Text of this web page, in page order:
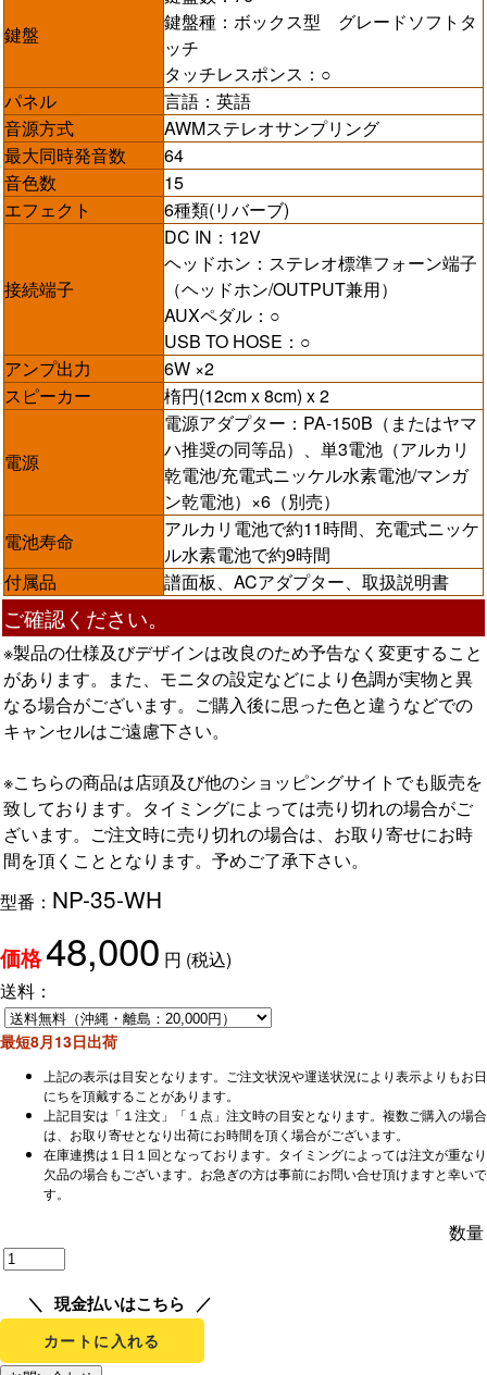
鍵盤
鍵盤種：ボックス型 グレードソフトタ
ッチ
タッチレスポンス：○
パネル
言語：英語
音源方式
AWMステレオサンプリング
最大同時発音数
64
音色数
15
エフェクト
6種類(リバーブ)
接続端子
DC IN：12V
ヘッドホン：ステレオ標準フォーン端子
（ヘッドホン/OUTPUT兼用）
AUXペダル：○
USB TO HOSE：○
アンプ出力
6W ×2
スピーカー
楕円(12cm x 8cm) x 2
電源
電源アダプター：PA-150B（またはヤマ
ハ推奨の同等品）、単3電池（アルカリ
乾電池/充電式ニッケル水素電池/マンガ
ン乾電池）×6（別売）
電池寿命
アルカリ電池で約11時間、充電式ニッケ
ル水素電池で約9時間
付属品
譜面板、ACアダプター、取扱説明書
ご確認ください。
※製品の仕様及びデザインは改良のため予告なく変更すること
があります。また、モニタの設定などにより色調が実物と異
なる場合がございます。ご購入後に思った色と違うなどでの
キャンセルはご遠慮下さい。
※こちらの商品は店頭及び他のショッピングサイトでも販売を
致しております。タイミングによっては売り切れの場合がご
ざいます。ご注文時に売り切れの場合は、お取り寄せにお時
間を頂くこととなります。予めご了承下さい。
型番： NP-35-WH
価格 48,000 円 (税込)
送料：
最短8月13日出荷
上記の表示は目安となります。ご注文状況や運送状況により表示よりもお日
にちを頂戴することがあります。
上記目安は「１注文」「１点」注文時の目安となります。複数ご購入の場合
は、お取り寄せとなり出荷にお時間を頂く場合がございます。
在庫連携は１日１回となっております。タイミングによっては注文が重なり
欠品の場合もございます。お急ぎの方は事前にお問い合せ頂けますと幸いで
す。
数量
現金払いはこちら
カートに入れる